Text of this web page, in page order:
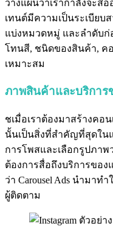
วางแผนว่าเรากำลังจะสื่
เทนต์มีความเป็นระเบียบ
แบ่งหมวดหมู่ และลำดับก่
โทนสี, ชนิดของสินค้า, ค
เหมาะสม
ภาพสินค้าและบริการ
ชเมื่อเราต้องมาสร้างคอ
นั้นเป็นสิ่งที่สำคัญที่สุดใน
การโพสและเลือกรูปภาพ
ต้องการสื่อถึงบริการของ
ว่า Carousel Ads นำมาท
ผู้ติดตาม